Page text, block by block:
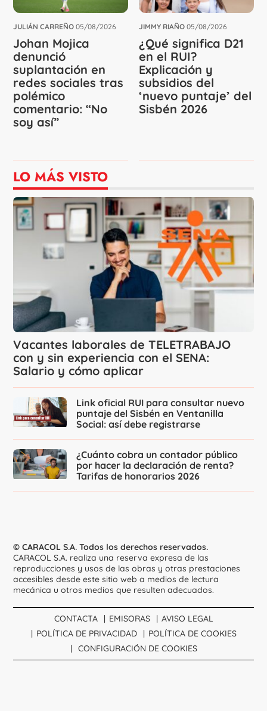
JULIÁN CARREÑO 05/08/2026
Johan Mojica
denunció
suplantación en
redes sociales tras
polémico
comentario: “No
soy así”
JIMMY RIAÑO 05/08/2026
¿Qué significa D21
en el RUI?
Explicación y
subsidios del
‘nuevo puntaje’ del
Sisbén 2026
LO MÁS VISTO
Vacantes laborales de TELETRABAJO
con y sin experiencia con el SENA:
Salario y cómo aplicar
Link oficial RUI para consultar nuevo
puntaje del Sisbén en Ventanilla
Social: así debe registrarse
¿Cuánto cobra un contador público
por hacer la declaración de renta?
Tarifas de honorarios 2026
© CARACOL S.A. Todos los derechos reservados.
CARACOL S.A. realiza una reserva expresa de las
reproducciones y usos de las obras y otras prestaciones
accesibles desde este sitio web a medios de lectura
mecánica u otros medios que resulten adecuados.
CONTACTA EMISORAS
AVISO LEGAL
POLÍTICA DE PRIVACIDAD
POLÍTICA DE COOKIES
CONFIGURACIÓN DE COOKIES